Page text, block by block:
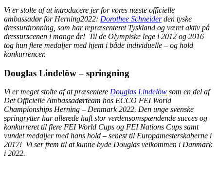
Vi er stolte af at introducere jer for vores næste officielle
ambassadør for Herning2022: Dorothee Schneiderden tyske
dressurdronning, som har repræsenteret Tyskland og været aktiv på
dressurscenen i mange år! Til de Olympiske lege i 2012 og 2016
tog hun flere medaljer med hjem i både individuelle – og hold
konkurrencer.
Douglas Lindelöw – springning
Vi er meget stolte af at præsentere Douglas Lindelöw som en del af
Det Officielle Ambassadørteam hos ECCO FEI World
Championships Herning – Denmark 2022. Den unge svenske
springrytter har allerede haft stor verdensomspændende succes og
konkurreret til flere FEI World Cups og FEI Nations Cups samt
vundet medaljer med hans hold – senest til Europamesterskaberne i
2017! Vi ser frem til at kunne byde Douglas velkommen i Danmark
i 2022.